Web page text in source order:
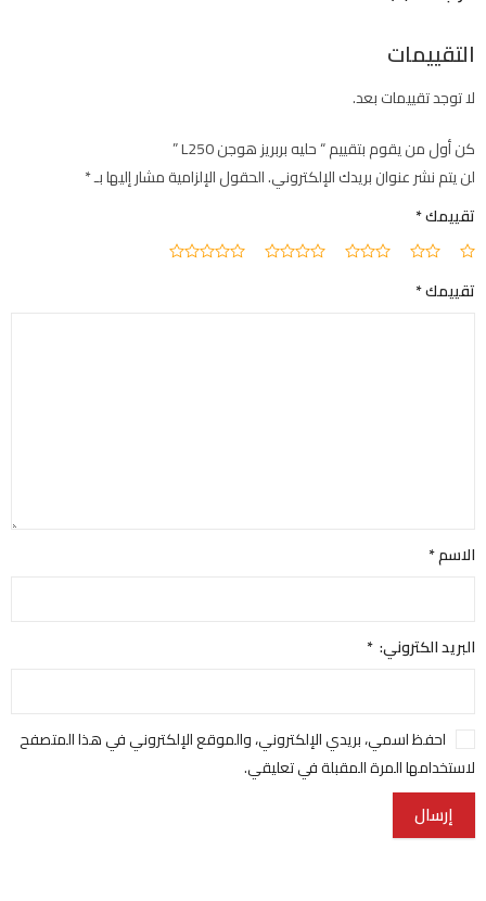
التقييمات
لا توجد تقييمات بعد.
كن أول من يقوم بتقييم “ حليه بربريز هوجن L250 ”
لن يتم نشر عنوان بريدك الإلكتروني.الحقول الإلزامية مشار إليها بـ*
تقييمك*
تقييمك*
الاسم*
البريد الكتروني: *
احفظ اسمي، بريدي الإلكتروني، والموقع الإلكتروني في هذا المتصفح
لاستخدامها المرة المقبلة في تعليقي.